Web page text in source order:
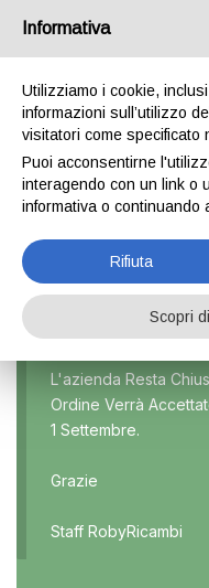
Home
Marca
Modello
Auto usate
L'azienda Resta
Ordine Verrà
1 Settembre.
Grazie
Staff RobyRicambi
Informativa
Utilizziamo i cookie,
informazioni sull’utilizzo
visitatori come specificato
Puoi acconsentirne
interagendo con un link o
informativa o continuando
Rifiuta
Scopri